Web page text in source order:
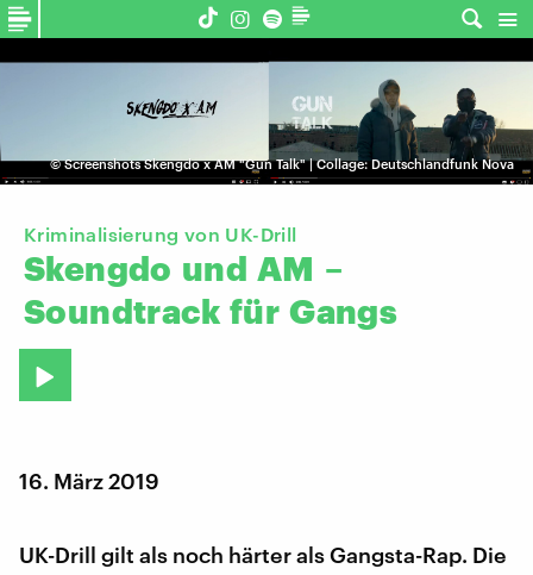
©Screenshots Skengdo x AM "Gun Talk" | Collage: Deutschlandfunk Nova
Kriminalisierung von UK-Drill
Skengdo und AM –
Soundtrack für Gangs
16. März 2019
UK-Drill gilt als noch härter als Gangsta-Rap. Die